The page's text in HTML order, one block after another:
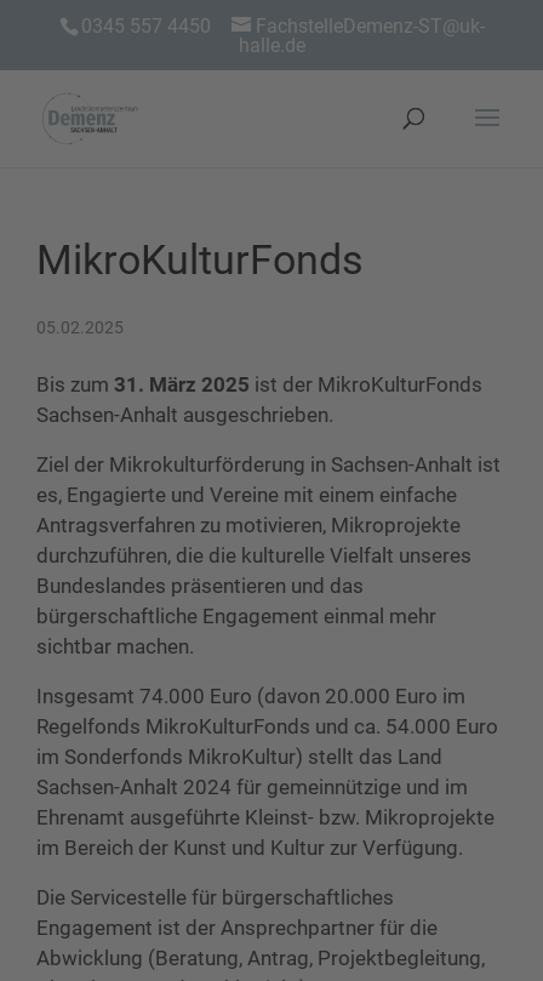
0345 557 4450
FachstelleDemenz-ST@uk-
halle.de
MikroKulturFonds
05.02.2025
Bis zum 31. März 2025 ist der MikroKulturFonds
Sachsen-Anhalt ausgeschrieben.
Ziel der Mikrokulturförderung in Sachsen-Anhalt ist
es, Engagierte und Vereine mit einem einfache
Antragsverfahren zu motivieren, Mikroprojekte
durchzuführen, die die kulturelle Vielfalt unseres
Bundeslandes präsentieren und das
bürgerschaftliche Engagement einmal mehr
sichtbar machen.
Insgesamt 74.000 Euro (davon 20.000 Euro im
Regelfonds MikroKulturFonds und ca. 54.000 Euro
im Sonderfonds MikroKultur) stellt das Land
Sachsen-Anhalt 2024 für gemeinnützige und im
Ehrenamt ausgeführte Kleinst- bzw. Mikroprojekte
im Bereich der Kunst und Kultur zur Verfügung.
Die Servicestelle für bürgerschaftliches
Engagement ist der Ansprechpartner für die
Abwicklung (Beratung, Antrag, Projektbegleitung,